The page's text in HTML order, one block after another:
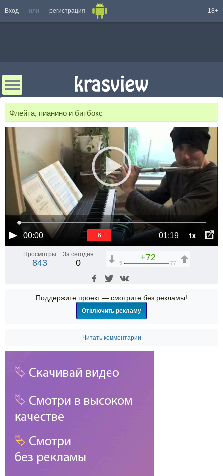
Вход или регистрация 18+
Флейта, пианино и битбокс
00:00 01:19 1x
6
Просмотры
843
За сегодня
0
+72
5 77
Поддержите проект — смотрите без рекламы!
Отключить рекламу
Читать комментарии